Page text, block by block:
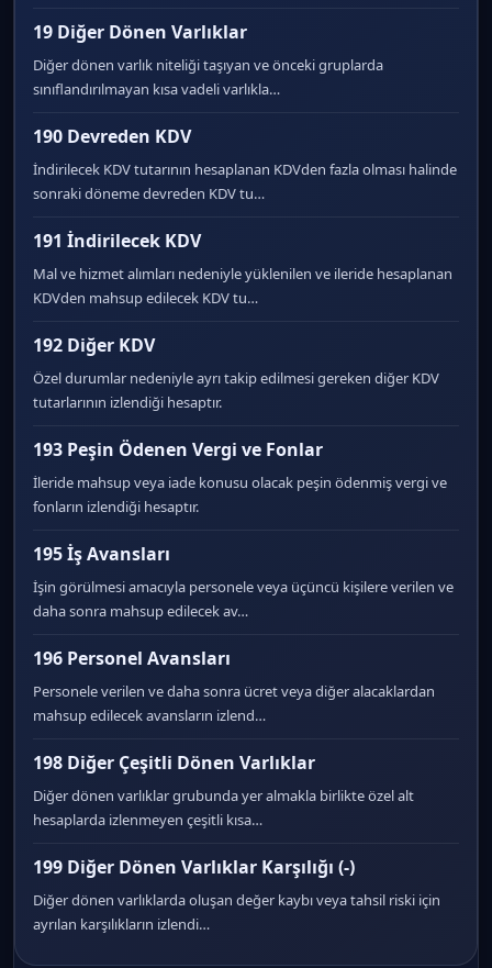
19 Diğer Dönen Varlıklar
Diğer dönen varlık niteliği taşıyan ve önceki gruplarda
sınıflandırılmayan kısa vadeli varlıkla…
190 Devreden KDV
İndirilecek KDV tutarının hesaplanan KDVden fazla olması halinde
sonraki döneme devreden KDV tu…
191 İndirilecek KDV
Mal ve hizmet alımları nedeniyle yüklenilen ve ileride hesaplanan
KDVden mahsup edilecek KDV tu…
192 Diğer KDV
Özel durumlar nedeniyle ayrı takip edilmesi gereken diğer KDV
tutarlarının izlendiği hesaptır.
193 Peşin Ödenen Vergi ve Fonlar
İleride mahsup veya iade konusu olacak peşin ödenmiş vergi ve
fonların izlendiği hesaptır.
195 İş Avansları
İşin görülmesi amacıyla personele veya üçüncü kişilere verilen ve
daha sonra mahsup edilecek av…
196 Personel Avansları
Personele verilen ve daha sonra ücret veya diğer alacaklardan
mahsup edilecek avansların izlend…
198 Diğer Çeşitli Dönen Varlıklar
Diğer dönen varlıklar grubunda yer almakla birlikte özel alt
hesaplarda izlenmeyen çeşitli kısa…
199 Diğer Dönen Varlıklar Karşılığı (-)
Diğer dönen varlıklarda oluşan değer kaybı veya tahsil riski için
ayrılan karşılıkların izlendi…